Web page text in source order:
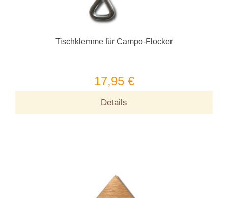
Tischklemme für Campo-Flocker
17,95 €
Details